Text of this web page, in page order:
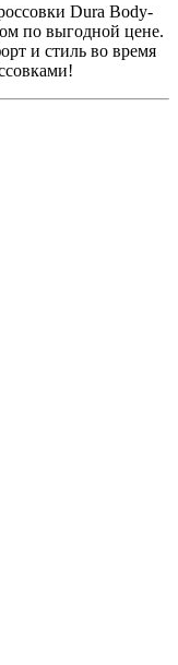
Dura Body-
по выгодной цене.
и стиль во время